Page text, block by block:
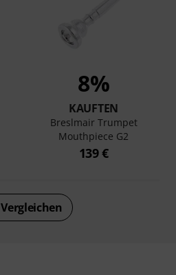
8%
KAUFTEN
Breslmair Trumpet
Mouthpiece G2
139 €
Vergleichen